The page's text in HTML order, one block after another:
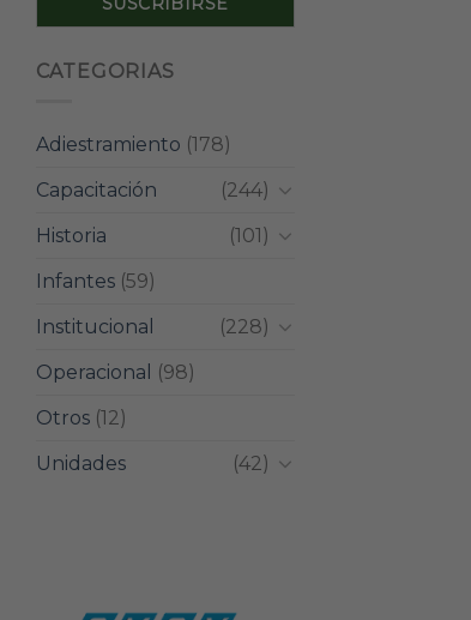
CATEGORIAS
Adiestramiento (178)
Capacitación
(244)
Historia
(101)
Infantes(59)
Institucional
(228)
Operacional
(98)
Otros(12)
Unidades
(42)